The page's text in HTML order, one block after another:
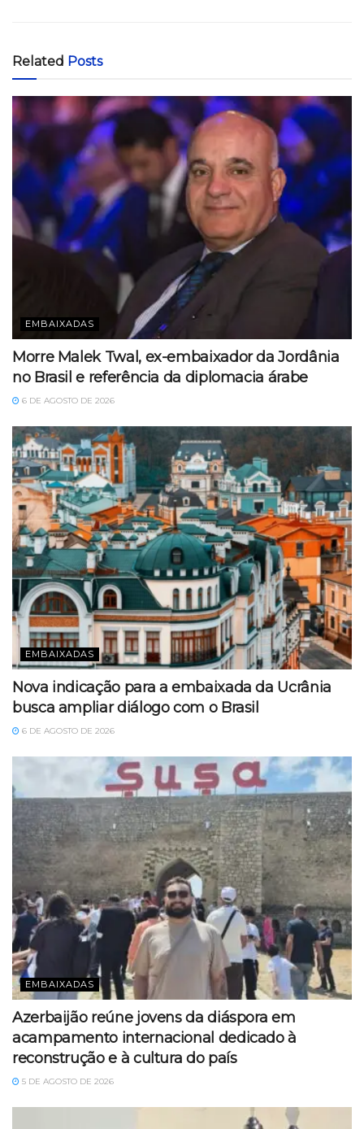
Related Posts
EMBAIXADAS
Morre Malek Twal, ex-embaixador da Jordânia
no Brasil e referência da diplomacia árabe
6 DE AGOSTO DE 2026
EMBAIXADAS
Nova indicação para a embaixada da Ucrânia
busca ampliar diálogo com o Brasil
6 DE AGOSTO DE 2026
EMBAIXADAS
Azerbaijão reúne jovens da diáspora em
acampamento internacional dedicado à
reconstrução e à cultura do país
5 DE AGOSTO DE 2026